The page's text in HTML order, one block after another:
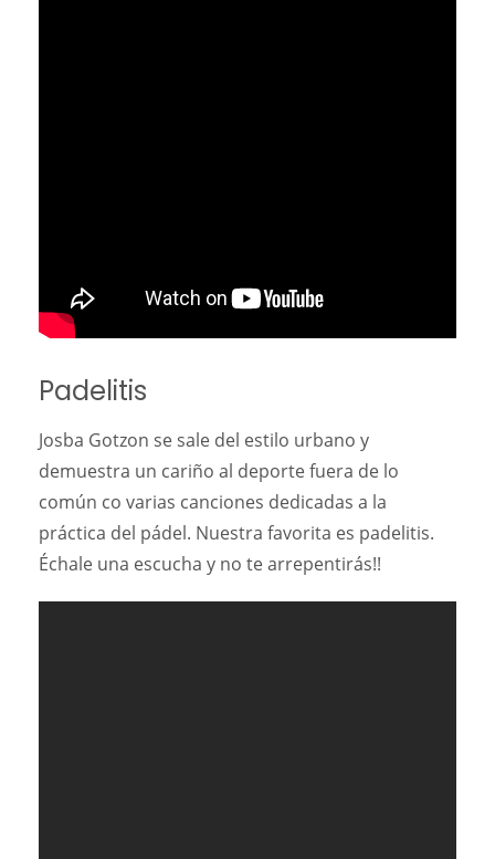
Padelitis
Josba Gotzon se sale del estilo urbano y
demuestra un cariño al deporte fuera de lo
común co varias canciones dedicadas a la
práctica del pádel. Nuestra favorita es padelitis.
Échale una escucha y no te arrepentirás!!